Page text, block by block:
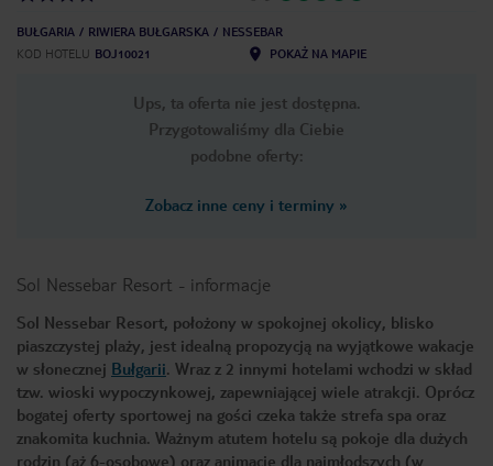
BUŁGARIA RIWIERA BUŁGARSKA
NESSEBAR
KOD HOTELU BOJ10021 POKAŻ NA MAPIE
Ups, ta oferta nie jest dostępna.
Przygotowaliśmy dla Ciebie
podobne oferty:
Zobacz inne ceny i terminy »
Sol Nessebar Resort - informacje
Sol Nessebar Resort, położony w spokojnej okolicy, blisko
piaszczystej plaży, jest idealną propozycją na wyjątkowe wakacje
w słonecznej Bułgarii. Wraz z 2 innymi hotelami wchodzi w skład
tzw. wioski wypoczynkowej, zapewniającej wiele atrakcji. Oprócz
bogatej oferty sportowej na gości czeka także strefa spa oraz
znakomita kuchnia. Ważnym atutem hotelu są pokoje dla dużych
rodzin (aż 6-osobowe) oraz animacje dla najmłodszych (w